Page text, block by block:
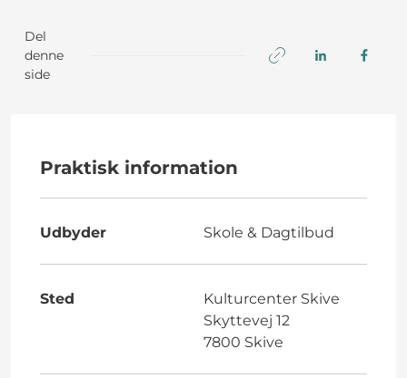
Del
denne
side
Praktisk information
Udbyder Skole & Dagtilbud
Sted
Kulturcenter Skive
Skyttevej 12
7800 Skive